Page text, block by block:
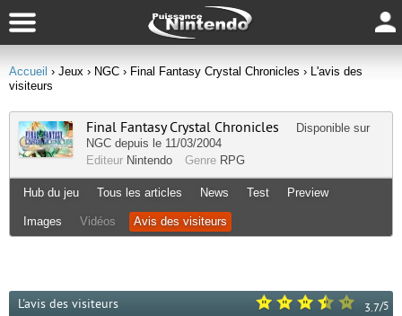
Accueil › Jeux › NGC › Final Fantasy Crystal Chronicles › L'avis des
visiteurs
Final Fantasy Crystal Chronicles
Disponible sur
NGC depuis le 11/03/2004
Editeur Nintendo Genre RPG
Hub du jeu Tous les articles News Test Preview
Images Vidéos Avis des visiteurs
3.7/5
L'avis des visiteurs